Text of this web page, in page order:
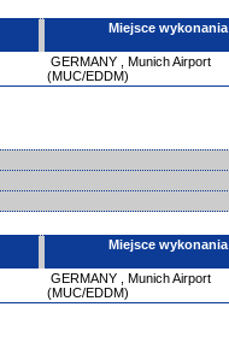
Miejsce wykonania
GERMANY
Munich Airport
(MUC/EDDM)
Miejsce wykonania
GERMANY
Munich Airport
(MUC/EDDM)